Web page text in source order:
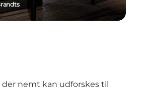
der nemt kan udforskes til